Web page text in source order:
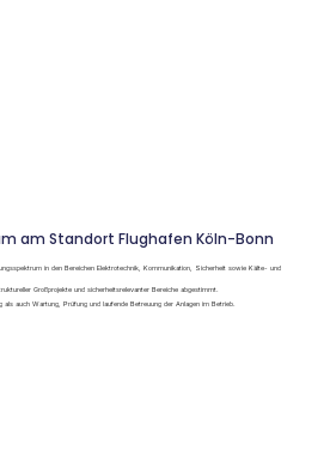
am Standort Flughafen Köln-Bonn
in den Bereichen Elektrotechnik, Kommunikation, Sicherheit sowie Kälte- und
Großprojekte und sicherheitsrelevanter Bereiche abgestimmt.
auch Wartung, Prüfung und laufende Betreuung der Anlagen im Betrieb.